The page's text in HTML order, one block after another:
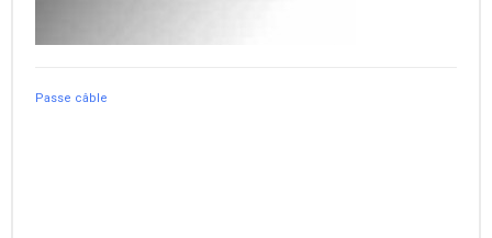
Passe câble